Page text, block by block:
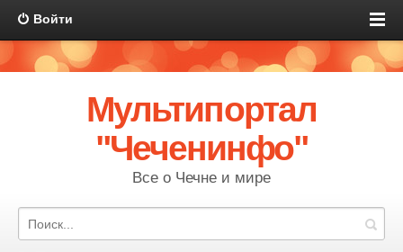
Войти
Мультипортал
"Чеченинфо"
Все о Чечне и мире